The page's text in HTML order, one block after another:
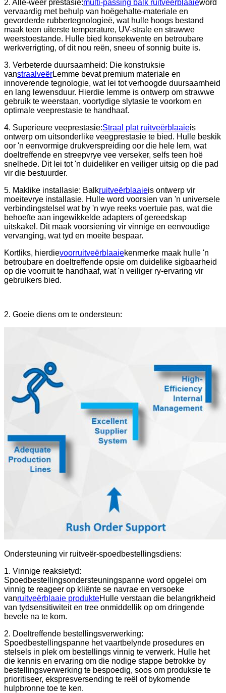
2. Alle-weer prestasie:multi-passing balk ruitveërblaaieword
vervaardig met behulp van hoëgehalte-materiale en
gevorderde rubbertegnologieë, wat hulle hoogs bestand
maak teen uiterste temperature, UV-strale en strawwe
weerstoestande. Hulle bied konsekwente en betroubare
werkverrigting, of dit nou reën, sneeu of sonnig buite is.
3. Verbeterde duursaamheid: Die konstruksie
vanstraalveërLemme bevat premium materiale en
innoverende tegnologie, wat lei tot verhoogde duursaamheid
en lang lewensduur. Hierdie lemme is ontwerp om strawwe
gebruik te weerstaan, voortydige slytasie te voorkom en
optimale veeprestasie te handhaaf.
4. Superieure veeprestasie:Straal plat ruitveërblaaieis
ontwerp om uitsonderlike veegprestasie te bied. Hulle beskik
oor 'n eenvormige drukverspreiding oor die hele lem, wat
doeltreffende en streepvrye vee verseker, selfs teen hoë
snelhede. Dit lei tot 'n duideliker en veiliger uitsig op die pad
vir die bestuurder.
5. Maklike installasie: Balkruitveërblaaieis ontwerp vir
moeitevrye installasie. Hulle word voorsien van 'n universele
verbindingstelsel wat by 'n wye reeks voertuie pas, wat die
behoefte aan ingewikkelde adapters of gereedskap
uitskakel. Dit maak voorsiening vir vinnige en eenvoudige
vervanging, wat tyd en moeite bespaar.
Kortliks, hierdievoorruitveërblaaiekenmerke maak hulle 'n
betroubare en doeltreffende opsie om duidelike sigbaarheid
op die voorruit te handhaaf, wat 'n veiliger ry-ervaring vir
gebruikers bied.
2. Goeie diens om te ondersteun:
Ondersteuning vir ruitveër-spoedbestellingsdiens:
1. Vinnige reaksietyd:
Spoedbestellingsondersteuningspanne word opgelei om
vinnig te reageer op kliënte se navrae en versoeke
vanruitveërblaaie produkteHulle verstaan ​​die belangrikheid
van tydsensitiwiteit en tree onmiddellik op om dringende
bevele na te kom.
2. Doeltreffende bestellingsverwerking:
Spoedbestellingspanne het vaartbelynde prosedures en
stelsels in plek om bestellings vinnig te verwerk. Hulle het
die kennis en ervaring om die nodige stappe betrokke by
bestellingsverwerking te bespoedig, soos om produksie te
prioritiseer, ekspresversending te reël of bykomende
hulpbronne toe te ken.